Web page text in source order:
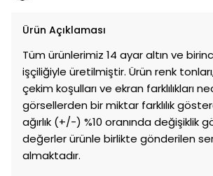
Ürün Açıklaması
Tüm ürünlerimiz 14 ayar altın ve
işçiliğiyle üretilmiştir. Ürün renk
çekim koşulları ve ekran farklılıkları
görsellerden bir miktar farklılık
ağırlık (+/-) %10 oranında değişiklik
değerler ürünle birlikte gönderilen
almaktadır.